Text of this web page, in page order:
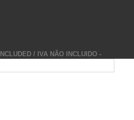
/ IVA NÃO INCLUIDO -